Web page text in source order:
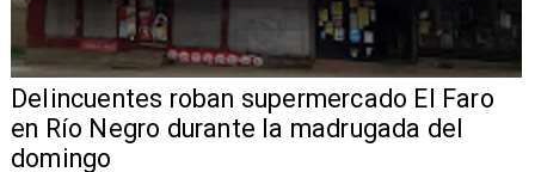
Delincuentes roban supermercado El Faro
en Río Negro durante la madrugada del
domingo